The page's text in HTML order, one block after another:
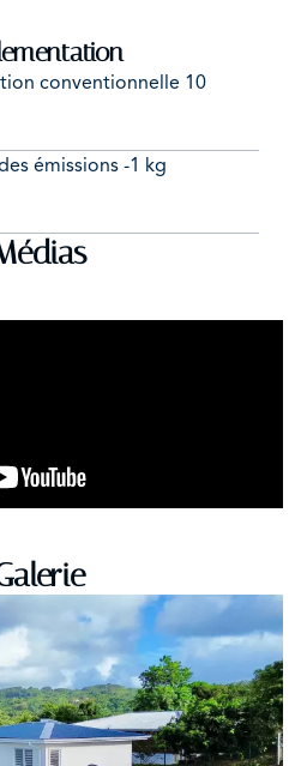
conventionnelle 10
émissions -1 kg